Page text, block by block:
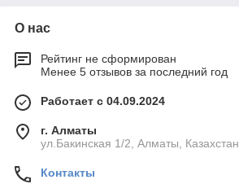
О нас
Рейтинг не сформирован
Менее 5 отзывов за последний год
Работает с 04.09.2024
г. Алматы
ул.Бакинская 1/2, Алматы, Казахстан
Контакты